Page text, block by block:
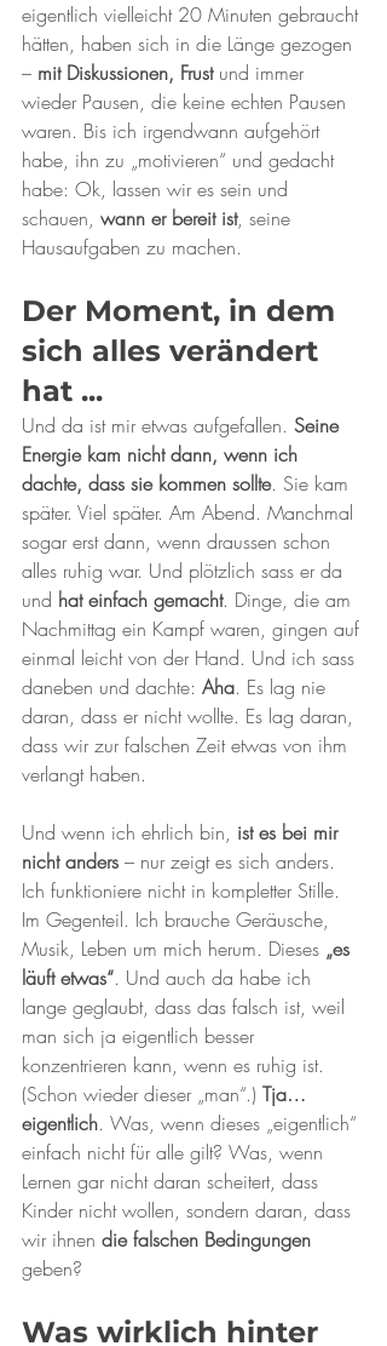
eigentlich vielleicht 20 Minuten gebraucht
hätten, haben sich in die Länge gezogen
– mit Diskussionen, Frust und immer
wieder Pausen, die keine echten Pausen
waren. Bis ich irgendwann aufgehört
habe, ihn zu „motivieren“ und gedacht
habe: Ok, lassen wir es sein und
schauen, wann er bereit ist, seine
Hausaufgaben zu machen.
Der Moment, in dem
sich alles verändert
hat ...
Und da ist mir etwas aufgefallen. Seine
Energie kam nicht dann, wenn ich
dachte, dass sie kommen sollte. Sie kam
später. Viel später. Am Abend. Manchmal
sogar erst dann, wenn draussen schon
alles ruhig war. Und plötzlich sass er da
und hat einfach gemacht. Dinge, die am
Nachmittag ein Kampf waren, gingen auf
einmal leicht von der Hand. Und ich sass
daneben und dachte: Aha. Es lag nie
daran, dass er nicht wollte. Es lag daran,
dass wir zur falschen Zeit etwas von ihm
verlangt haben.
Und wenn ich ehrlich bin, ist es bei mir
nicht anders – nur zeigt es sich anders.
Ich funktioniere nicht in kompletter Stille.
Im Gegenteil. Ich brauche Geräusche,
Musik, Leben um mich herum. Dieses „es
läuft etwas“. Und auch da habe ich
lange geglaubt, dass das falsch ist, weil
man sich ja eigentlich besser
konzentrieren kann, wenn es ruhig ist.
(Schon wieder dieser „man“.) Tja…
eigentlich. Was, wenn dieses „eigentlich“
einfach nicht für alle gilt? Was, wenn
Lernen gar nicht daran scheitert, dass
Kinder nicht wollen, sondern daran, dass
wir ihnen die falschen Bedingungen
geben?
Was wirklich hinter